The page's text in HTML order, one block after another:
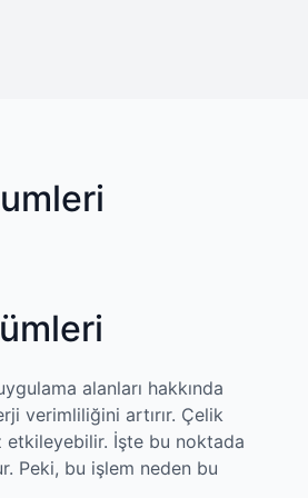
alanları hakkında
verimliliğini artırır. Çelik
etkileyebilir. İşte bu noktada
Peki, bu işlem neden bu